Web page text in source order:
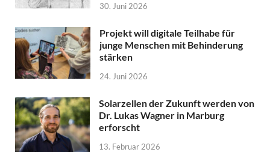
30. Juni 2026
Projekt will digitale Teilhabe für
junge Menschen mit Behinderung
stärken
24. Juni 2026
Solarzellen der Zukunft werden von
Dr. Lukas Wagner in Marburg
erforscht
13. Februar 2026